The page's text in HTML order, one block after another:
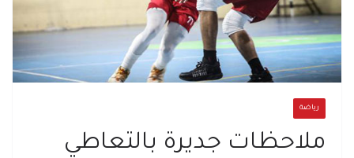
رياضة
ملاحظات جديرة بالتعاطي